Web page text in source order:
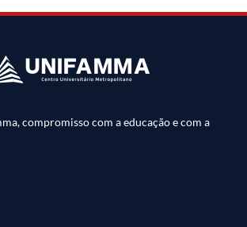
compromisso com a educação e com a